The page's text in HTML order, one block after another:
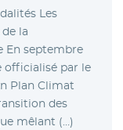
Les
la
En septembre
officialisé par le
Plan Climat
des
mêlant (…)